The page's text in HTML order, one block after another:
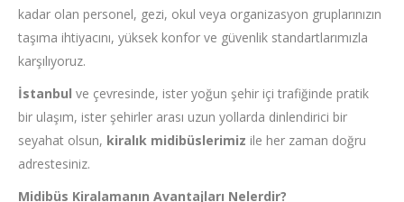
kadar olan personel, gezi, okul veya organizasyon gruplarınızın
taşıma ihtiyacını, yüksek konfor ve güvenlik standartlarımızla
karşılıyoruz.
İstanbul ve çevresinde, ister yoğun şehir içi trafiğinde pratik
bir ulaşım, ister şehirler arası uzun yollarda dinlendirici bir
seyahat olsun, kiralık midibüslerimiz ile her zaman doğru
adrestesiniz.
Midibüs Kiralamanın Avantajları Nelerdir?